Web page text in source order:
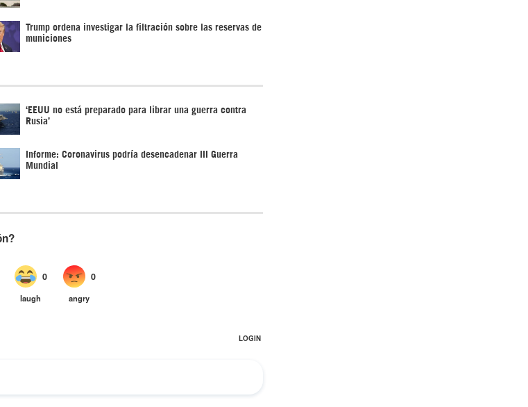
Trump ordena investigar la filtración sobre las reservas de
municiones
‘EEUU no está preparado para librar una guerra contra
Rusia’
Informe: Coronavirus podría desencadenar III Guerra
Mundial